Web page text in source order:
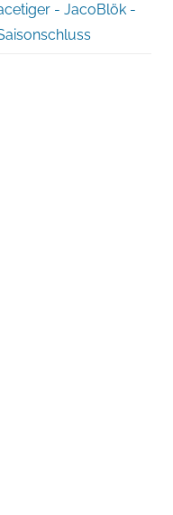
- JacoBlök -